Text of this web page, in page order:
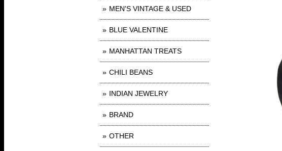
MEN'S VINTAGE & USED
BLUE VALENTINE
MANHATTAN TREATS
CHILI BEANS
INDIAN JEWELRY
BRAND
OTHER